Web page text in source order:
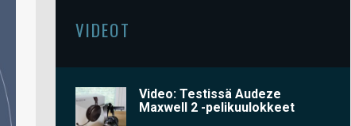
VIDEOT
Video: Testissä Audeze
Maxwell 2 -pelikuulokkeet